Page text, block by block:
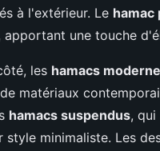
à l'extérieur. Le
une touche
les hamacs
matériaux
hamacs suspendus,
style minimaliste. Les